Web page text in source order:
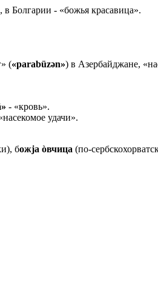
, в Болгаpии - «божья кpасавица».
(«parabüzən») в Азербайджане,
- «кровь».
удачи».
божja òвчица (по-